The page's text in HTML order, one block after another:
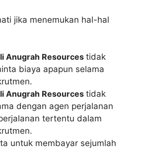
jika menemukan hal-hal
Anugrah Resources tidak
biaya apapun selama
Anugrah Resources tidak
dengan agen perjalanan
tertentu dalam
untuk membayar sejumlah